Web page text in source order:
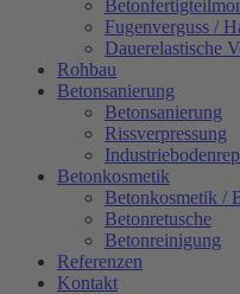
Fugenverguss /
Dauerelastische
Rohbau
Betonsanierung
Betonsanierung
Rissverpressung
Betonkosmetik
Betonkosmetik /
Betonretusche
Betonreinigung
Referenzen
Kontakt